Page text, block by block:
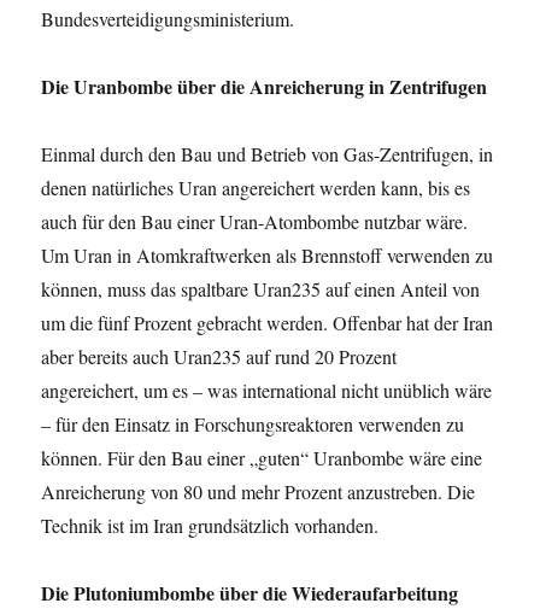
Bundesverteidigungsministerium.
Die Uranbombe über die Anreicherung in Zentrifugen
Einmal durch den Bau und Betrieb von Gas-Zentrifugen, in
denen natürliches Uran angereichert werden kann, bis es
auch für den Bau einer Uran-Atombombe nutzbar wäre.
Um Uran in Atomkraftwerken als Brennstoff verwenden zu
können, muss das spaltbare Uran235 auf einen Anteil von
um die fünf Prozent gebracht werden. Offenbar hat der Iran
aber bereits auch Uran235 auf rund 20 Prozent
angereichert, um es – was international nicht unüblich wäre
– für den Einsatz in Forschungsreaktoren verwenden zu
können. Für den Bau einer „guten“ Uranbombe wäre eine
Anreicherung von 80 und mehr Prozent anzustreben. Die
Technik ist im Iran grundsätzlich vorhanden.
Die Plutoniumbombe über die Wiederaufarbeitung